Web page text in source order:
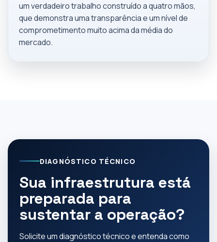
um verdadeiro trabalho construído a quatro mãos,
que demonstra uma transparência e um nível de
comprometimento muito acima da média do
mercado.
DIAGNÓSTICO TÉCNICO
Sua infraestrutura está
preparada para
sustentar a operação?
Solicite um diagnóstico técnico e entenda como